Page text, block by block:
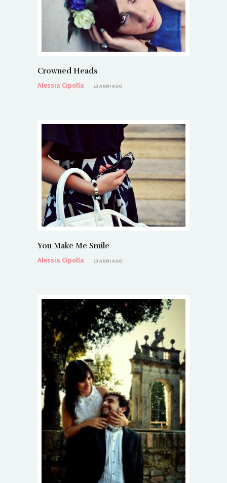
Crowned Heads
Alessia Cipolla
13 ANNI AGO
You Make Me Smile
Alessia Cipolla
13 ANNI AGO